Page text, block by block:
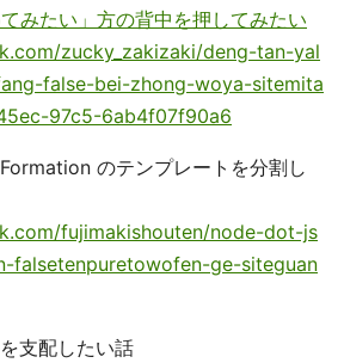
てみたい」方の背中を押してみたい
zucky_zakizaki/deng-tan-yal
false-bei-zhong-woya-sitemita
97c5-6ab4f07f90a6
のテンプレートを分割し
fujimakishouten/node-dot-js
falsetenpuretowofen-ge-siteguan
支配したい話